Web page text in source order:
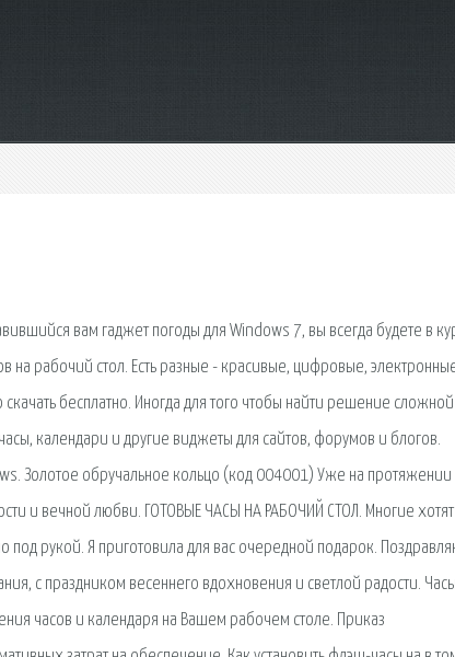
вам гаджет погоды для Windows 7, вы всегда будете в
на рабочий стол. Есть разные - красивые, цифровые,
бесплатно. Иногда для того чтобы найти решение сложной
календари и другие виджеты для сайтов, форумов и блогов.
Золотое обручальное кольцо (код 004001) Уже на протяжении
и вечной любви. ГОТОВЫЕ ЧАСЫ НА РАБОЧИЙ СТОЛ. Многие хотят
под рукой. Я приготовила для вас очередной подарок.
с праздником весеннего вдохновения и светлой радости.
часов и календаря на Вашем рабочем столе. Приказ